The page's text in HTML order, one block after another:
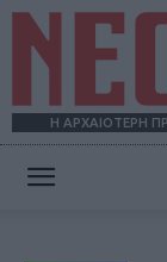
Η ΑΡΧΑΙΟΤΕΡΗ